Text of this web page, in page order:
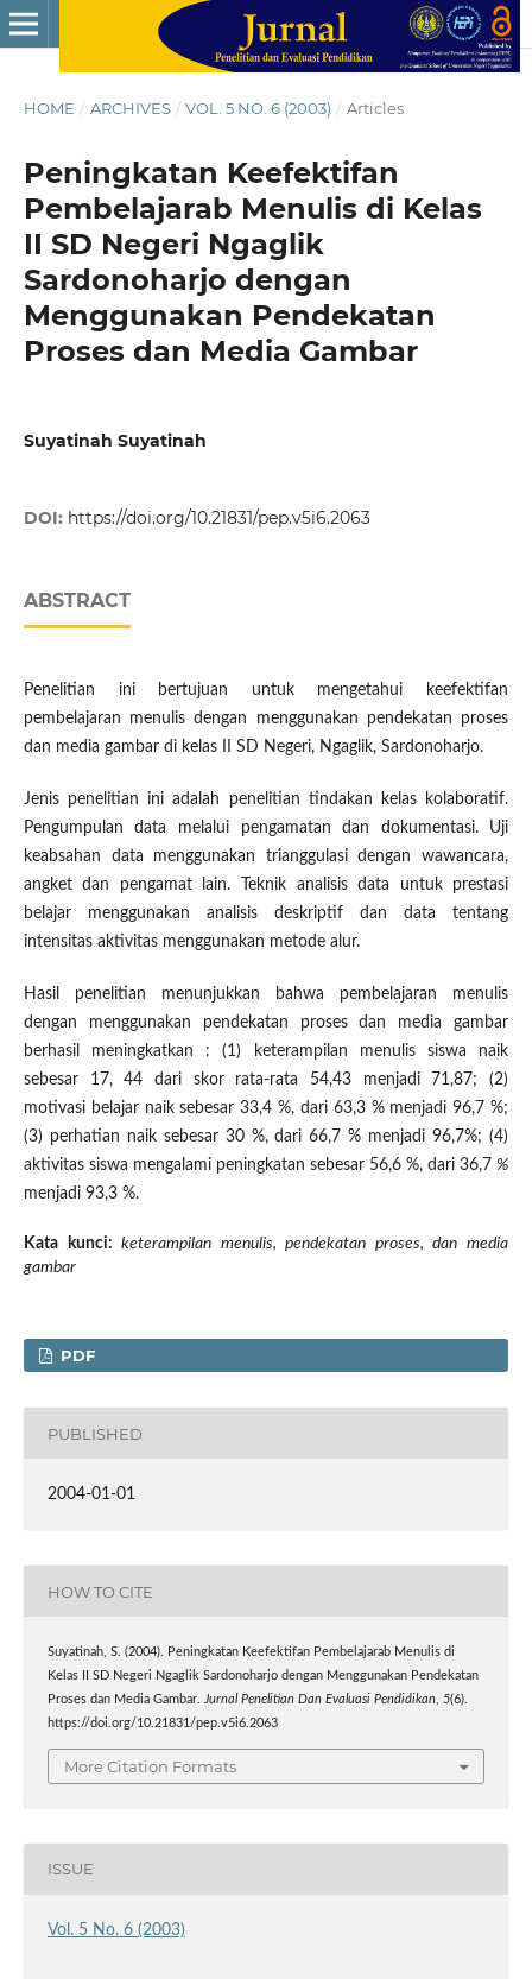
HOME / ARCHIVES / VOL. 5 NO. 6 (2003) / Articles
Peningkatan Keefektifan
Pembelajarab Menulis di Kelas
II SD Negeri Ngaglik
Sardonoharjo dengan
Menggunakan Pendekatan
Proses dan Media Gambar
Suyatinah Suyatinah
DOI: https://doi.org/10.21831/pep.v5i6.2063
ABSTRACT
Penelitian ini bertujuan untuk mengetahui keefektifan
pembelajaran menulis dengan menggunakan pendekatan proses
dan media gambar di kelas II SD Negeri, Ngaglik, Sardonoharjo.
Jenis penelitian ini adalah penelitian tindakan kelas kolaboratif.
Pengumpulan data melalui pengamatan dan dokumentasi. Uji
keabsahan data menggunakan trianggulasi dengan wawancara,
angket dan pengamat lain. Teknik analisis data untuk prestasi
belajar menggunakan analisis deskriptif dan data tentang
intensitas aktivitas menggunakan metode alur.
Hasil penelitian menunjukkan bahwa pembelajaran menulis
dengan menggunakan pendekatan proses dan media gambar
berhasil meningkatkan : (1) keterampilan menulis siswa naik
sebesar 17, 44 dari skor rata-rata 54,43 menjadi 71,87; (2)
motivasi belajar naik sebesar 33,4 %, dari 63,3 % menjadi 96,7 %;
(3) perhatian naik sebesar 30 %, dari 66,7 % menjadi 96,7%; (4)
aktivitas siswa mengalami peningkatan sebesar 56,6 %, dari 36,7 %
menjadi 93,3 %.
Kata kunci:keterampilan menulis, pendekatan proses, dan media
gambar
PDF
PUBLISHED
2004-01-01
HOW TO CITE
Suyatinah, S. (2004). Peningkatan Keefektifan Pembelajarab Menulis di
Kelas II SD Negeri Ngaglik Sardonoharjo dengan Menggunakan Pendekatan
Proses dan Media Gambar. Jurnal Penelitian Dan Evaluasi Pendidikan, 5(6).
https://doi.org/10.21831/pep.v5i6.2063
More Citation Formats
ISSUE
Vol. 5 No. 6 (2003)